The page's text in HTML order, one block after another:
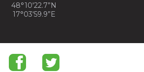
48°10'22.7”N
17°03'59.9”E